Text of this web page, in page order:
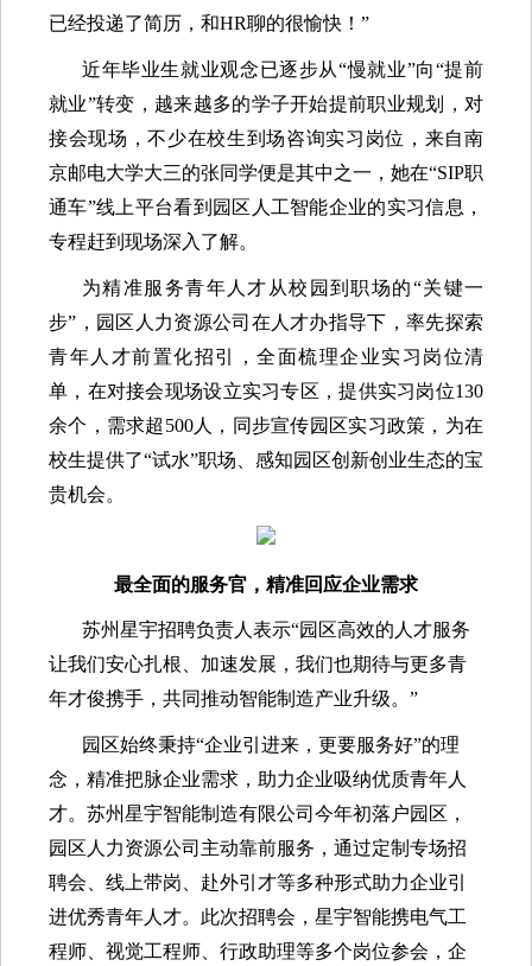
已经投递了简历，和HR聊的很愉快！”
近年毕业生就业观念已逐步从“慢就业”向“提前
就业”转变，越来越多的学子开始提前职业规划，对
接会现场，不少在校生到场咨询实习岗位，来自南
京邮电大学大三的张同学便是其中之一，她在“SIP职
通车”线上平台看到园区人工智能企业的实习信息，
专程赶到现场深入了解。
为精准服务青年人才从校园到职场的“关键一
步”，园区人力资源公司在人才办指导下，率先探索
青年人才前置化招引，全面梳理企业实习岗位清
单，在对接会现场设立实习专区，提供实习岗位130
余个，需求超500人，同步宣传园区实习政策，为在
校生提供了“试水”职场、感知园区创新创业生态的宝
贵机会。
最全面的服务官，精准回应企业需求
苏州星宇招聘负责人表示“园区高效的人才服务
让我们安心扎根、加速发展，我们也期待与更多青
年才俊携手，共同推动智能制造产业升级。”
园区始终秉持“企业引进来，更要服务好”的理
念，精准把脉企业需求，助力企业吸纳优质青年人
才。苏州星宇智能制造有限公司今年初落户园区，
园区人力资源公司主动靠前服务，通过定制 专场招
聘会
线上带岗、赴外引才等多种形式助力企业引
进优秀青年人才。此次招聘会，星宇智能携电气工
程师、视觉工程师、行政助理等多个岗位参会，企